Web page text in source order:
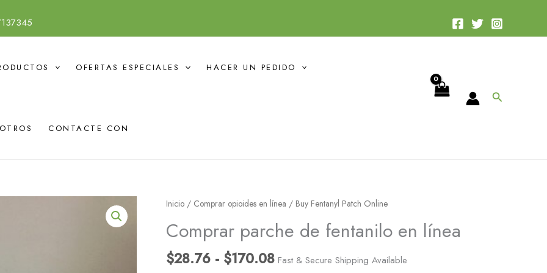
OFERTAS ESPECIALES HACER UN PEDIDO
CONTACTE CON
Buscar
Inicio / Comprar opioides en línea / Buy Fentanyl Patch Online
Comprar parche de fentanilo en línea
$28.76 - $170.08
Rango
de
precios:
$28.76
Fast & Secure Shipping Available
Buy
Patch
Online
cantidad
hasta